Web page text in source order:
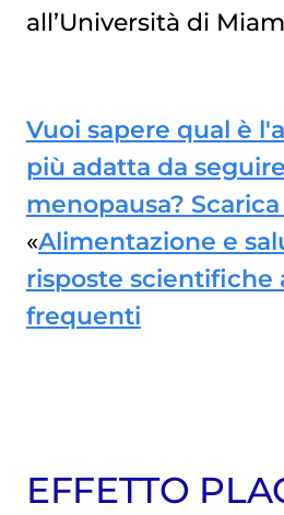
all’Università di
Vuoi sapere qual è
più adatta da
menopausa?
«Alimentazione e
risposte scientifiche
frequenti
EFFETTO